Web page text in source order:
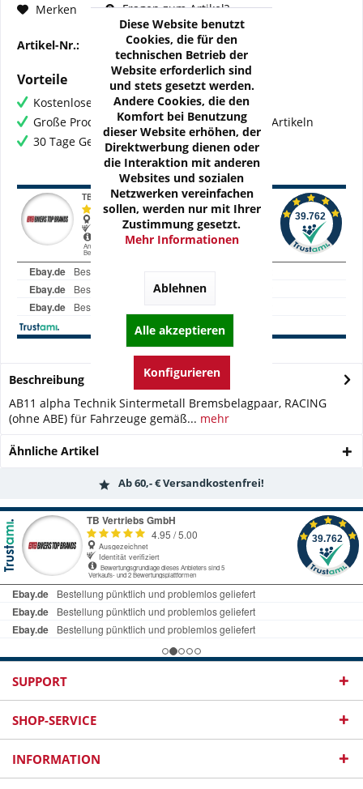
Merken Fragen zum Artikel?
Artikel-Nr.: AB-1083-11
Vorteile
Kostenloser Versand ab € 60,- Bestellwert
Große Produktauswahl mit mehr als 80.000 Artikeln
30 Tage Geld-Zurück-Garantie
Beschreibung
AB11 alpha Technik Sintermetall Bremsbelagpaar, RACING
(ohne ABE) für Fahrzeuge gemäß... mehr
Ähnliche Artikel
Ab 60,- € Versandkostenfrei!
SUPPORT
SHOP-SERVICE
INFORMATION
Diese Website benutzt
Cookies, die für den
technischen Betrieb der
Website erforderlich sind
und stets gesetzt werden.
Andere Cookies, die den
Komfort bei Benutzung
dieser Website erhöhen, der
Direktwerbung dienen oder
die Interaktion mit anderen
Websites und sozialen
Netzwerken vereinfachen
sollen, werden nur mit Ihrer
Zustimmung gesetzt.
Mehr Informationen
Ablehnen
Alle akzeptieren
Konfigurieren